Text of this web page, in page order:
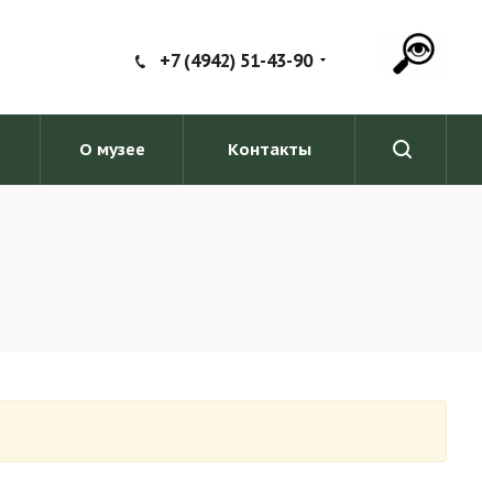
+7 (4942) 51-43-90
О музее Контакты